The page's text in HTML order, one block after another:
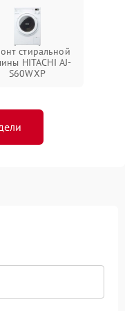
стиральной
HITACHI AJ-
S60WXP